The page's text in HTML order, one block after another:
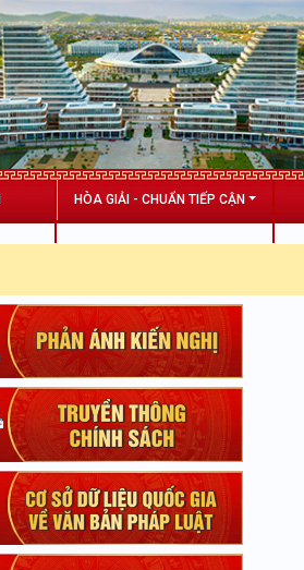
HÒA GIẢI - CHUẨN TIẾP CẬN